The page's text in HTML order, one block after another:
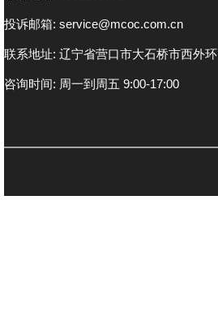
投诉邮箱: service@mcoc.com.cn
联系地址: 辽宁省营口市大石桥市西外环
咨询时间: 周一到周五 9:00-17:00